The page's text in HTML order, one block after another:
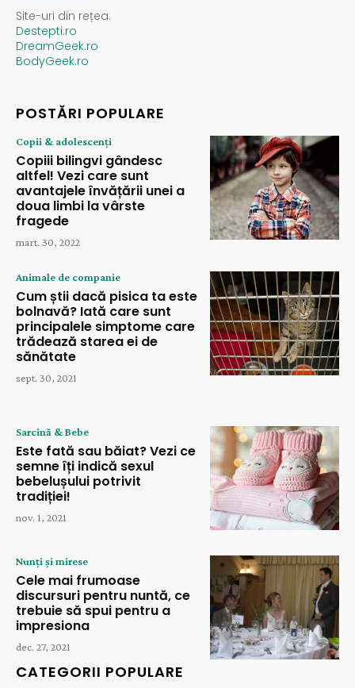
Site-uri din rețea:
Destepti.ro
DreamGeek.ro
BodyGeek.ro
POSTĂRI POPULARE
Copii & adolescenți
Copiii bilingvi gândesc
altfel! Vezi care sunt
avantajele învățării unei a
doua limbi la vârste
fragede
mart. 30, 2022
Animale de companie
Cum știi dacă pisica ta este
bolnavă? Iată care sunt
principalele simptome care
trădează starea ei de
sănătate
sept. 30, 2021
Sarcină & Bebe
Este fată sau băiat? Vezi ce
semne îți indică sexul
bebelușului potrivit
tradiției!
nov. 1, 2021
Nunți și mirese
Cele mai frumoase
discursuri pentru nuntă, ce
trebuie să spui pentru a
impresiona
dec. 27, 2021
CATEGORII POPULARE